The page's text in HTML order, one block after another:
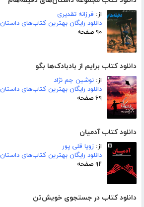
از: فرزانه تقدیری
دانلود رایگان بهترین کتاب‌های داستان
۹۰ صفحه
دانلود کتاب برایم از بادبادک‌ها بگو
از: نوشین جم نژاد
دانلود رایگان بهترین کتاب‌های داستان
۶۹ صفحه
دانلود کتاب آدمیان
از: زویا قلی پور
دانلود رایگان بهترین کتاب‌های داستان
۹۲ صفحه
دانلود کتاب در جستجوی خویش‌تن